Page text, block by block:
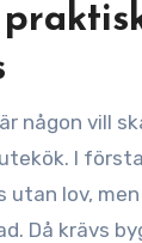
någon vill
I första
utan lov,
Då krävs